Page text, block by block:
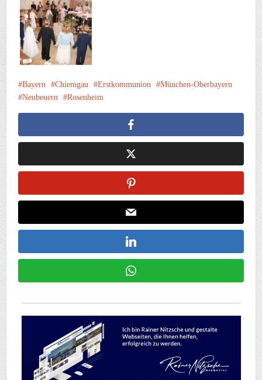
Bayern Chiemgau Erstkommunion
München-Oberbayern
Neubeuern
Rosenheim